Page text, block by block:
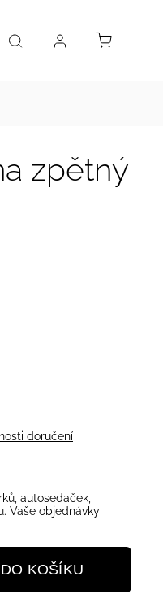
Prodejna Kontakt
zpětný
doručení
autosedaček,
Vaše objednávky
KOŠÍKU